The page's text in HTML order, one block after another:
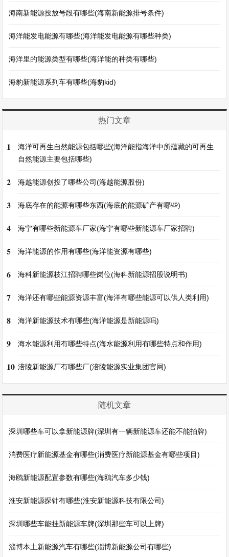
海南新能源投放号段有哪些(海南新能源排号条件)
海洋能发电能源有哪些(海洋能发电能源有哪些种类)
海洋里的能源类型有哪些(海洋能的种类有哪些)
海豹新能源系列车有哪些(海豹kid)
热门文章
1
海洋可再生自然能源包括哪些(海洋能指海洋中所蕴藏的可再生
自然能源主要包括哪些)
2 海越能源创投了哪些公司(海越能源股份)
3 海底存在的能源有哪些东西(海底的能源矿产有哪些)
4 海宁有哪些新能源车厂家(海宁有哪些新能源车厂家招聘)
5 海洋能源的作用有哪些(海洋能资源有哪些)
6 海科新能源枝江招聘哪些岗位(海科新能源招股说明书)
7 海洋还有哪些能源资源丰富(海洋有哪些能源可以供人类利用)
8 海洋新能源技术有哪些(海洋能源是新能源吗)
9 海水能源利用有哪些特点(海水能源利用有哪些特点和作用)
10 涪陵新能源厂有哪些厂(涪陵能源实业集团官网)
随机文章
深圳哪些车可以拿新能源牌(深圳有一辆新能源车还能不能拍牌)
消费医疗新能源基金有哪些(消费医疗新能源基金有哪些项目)
海鸥新能源配置参数有哪些(海鸥汽车多少钱)
淮安新能源探针有哪些(淮安新能源科技有限公司)
深圳哪些车能挂新能源车牌(深圳那些车可以上牌)
淄博本土新能源汽车有哪些(淄博新能源公司有哪些)